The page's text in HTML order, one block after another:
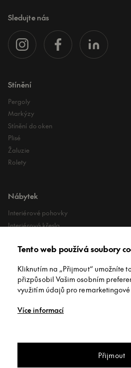
Konferenční stolek
konferenční stolek
Sledujte nás
Stínění
Pergoly
Markýzy
Stínění do oken
Plisé
Žaluzie
Rolety
Nábytek
Interiérové pohovky
Interiérová křesla
Lehátka
Exteriérové pufy
O společnosti
Tento web používá soubory
Kliknutím na „Přijmout“ umožníte
přizpůsobil Vašim osobním
využitím údajů pro remarketingové
Více informací
Přijmout